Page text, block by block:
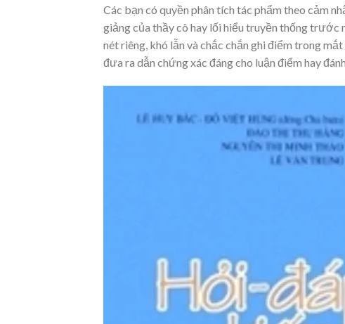
Các bạn có quyền phân tích tác phẩm theo cảm
giảng của thầy cô hay lối hiểu truyền thống trước
nét riêng, khó lẫn và chắc chắn ghi điểm trong
đưa ra dẫn chứng xác đáng cho luận điểm hay